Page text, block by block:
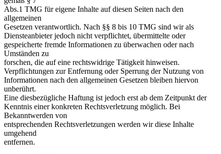
Abs.1 TMG für eigene Inhalte auf diesen Seiten nach den
allgemeinen
Gesetzen verantwortlich. Nach §§ 8 bis 10 TMG sind wir als
Diensteanbieter jedoch nicht verpflichtet, übermittelte oder
gespeicherte fremde Informationen zu überwachen oder nach
Umständen zu
forschen, die auf eine rechtswidrige Tätigkeit hinweisen.
Verpflichtungen zur Entfernung oder Sperrung der Nutzung von
Informationen nach den allgemeinen Gesetzen bleiben hiervon
unberührt.
Eine diesbezügliche Haftung ist jedoch erst ab dem Zeitpunkt der
Kenntnis einer konkreten Rechtsverletzung möglich. Bei
Bekanntwerden von
entsprechenden Rechtsverletzungen werden wir diese Inhalte
umgehend
entfernen.